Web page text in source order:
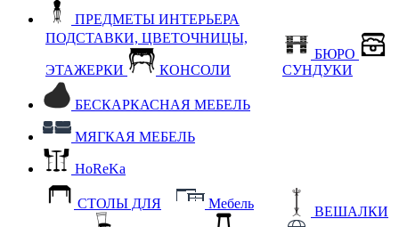
ПРЕДМЕТЫ ИНТЕРЬЕРА
ПОДСТАВКИ, ЦВЕТОЧНИЦЫ,
ЭТАЖЕРКИ КОНСОЛИ
БЮРО
СУНДУКИ
БЕСКАРКАСНАЯ МЕБЕЛЬ
МЯГКАЯ МЕБЕЛЬ
HoReKa
СТОЛЫ ДЛЯ Мебель
ВЕШАЛКИ